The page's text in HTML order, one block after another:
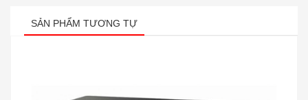
SẢN PHẨM TƯƠNG TỰ